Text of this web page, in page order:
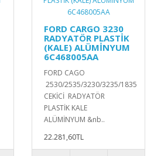
FORD CARGO 3230
RADYATÖR PLASTİK
(KALE) ALÜMİNYUM
6C468005AA
FORD CAGO
2530/2535/3230/3235/1835
CEKİCİ RADYATÖR
PLASTİK KALE
ALÜMİNYUM &nb..
22.281,60TL